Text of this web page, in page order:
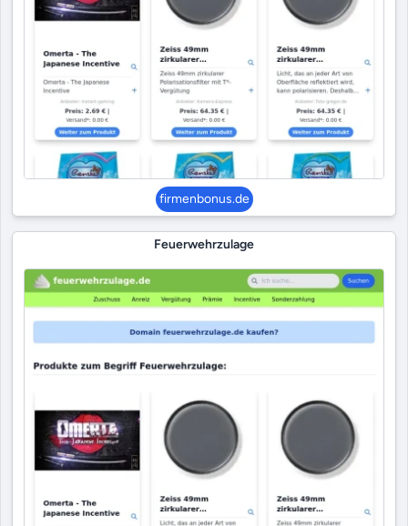
firmenbonus.de
Feuerwehrzulage